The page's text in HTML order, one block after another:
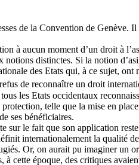
de la Convention de Genève.
à aucun moment d’un droit à
distinctes. Si la notion
des Etats qui, à ce sujet,
de reconnaître un droit
les Etats occidentaux
telle que la mise en
ses bénéficiaires.
sur le fait que son application
internationalement la qualité
Or, on aurait pu imaginer un
à cette époque, des critiques